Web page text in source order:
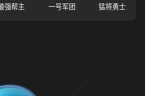
强帮主 一号军团 猛将勇士